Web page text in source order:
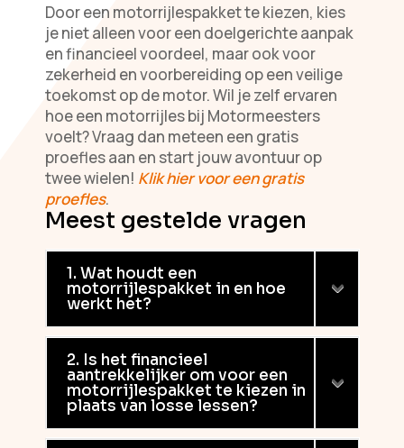
Door een motorrijlespakket te kiezen, kies
je niet alleen voor een doelgerichte aanpak
en financieel voordeel, maar ook voor
zekerheid en voorbereiding op een veilige
toekomst op de motor. Wil je zelf ervaren
hoe een motorrijles bij Motormeesters
voelt? Vraag dan meteen een gratis
proefles aan en start jouw avontuur op
twee wielen! Klik hier voor een gratis
proefles.
Meest gestelde vragen
1. Wat houdt een
motorrijlespakket in en hoe
werkt het?
2. Is het financieel
aantrekkelijker om voor een
motorrijlespakket te kiezen in
plaats van losse lessen?